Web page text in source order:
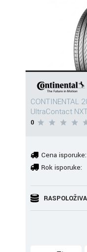
CONTINENTAL
UltraContact
0
Cena isporuke:
Rok isporuke: